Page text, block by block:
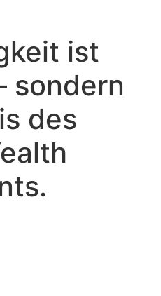
ist
sondern
des